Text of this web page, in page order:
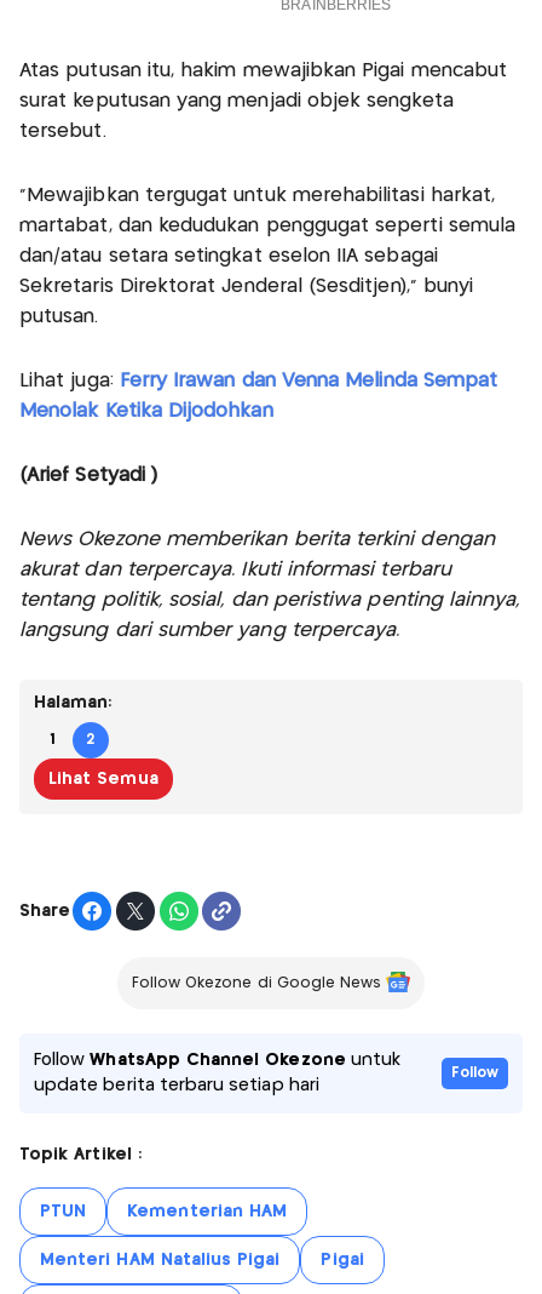
Atas putusan itu, hakim mewajibkan Pigai mencabut
surat keputusan yang menjadi objek sengketa
tersebut.
"Mewajibkan tergugat untuk merehabilitasi harkat,
martabat, dan kedudukan penggugat seperti semula
dan/atau setara setingkat eselon IIA sebagai
Sekretaris Direktorat Jenderal (Sesditjen)," bunyi
putusan.
Lihat juga: Ferry Irawan dan Venna Melinda Sempat
Menolak Ketika Dijodohkan
(Arief Setyadi )
News Okezone memberikan berita terkini dengan
akurat dan terpercaya. Ikuti informasi terbaru
tentang politik, sosial, dan peristiwa penting lainnya,
langsung dari sumber yang terpercaya.
Halaman:
1 2
Lihat Semua
Share
Follow Okezone di Google News
FollowWhatsApp Channel Okezone untuk
update berita terbaru setiap hari
Follow
Topik Artikel :
PTUN Kementerian HAM
Menteri HAM Natalius Pigai Pigai